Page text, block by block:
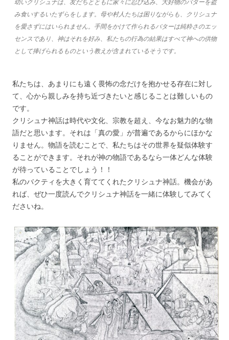
み食いするいたずらをします。母や村人たちは困りながらも、クリシュナ
を愛さずにはいられません。手間をかけて作られるバターは純粋さのエッ
センスであり、神はそれを好み、私たちの行為の結果はすべて神への供物
として捧げられるものという教えが含まれているそうです。
私たちは、あまりにも遠く畏怖の念だけを抱かせる存在に対し
て、心から親しみを持ち近づきたいと感じることは難しいもの
です。
クリシュナ神話は時代や文化、宗教を超え、今なお魅力的な物
語だと思います。それは「真の愛」が普遍であるからにほかな
りません。物語を読むことで、私たちはその世界を疑似体験す
ることができます。それが神の物語であるなら一体どんな体験
が待っていることでしょう！！
私のバクティを大きく育ててくれたクリシュナ神話。機会があ
れば、ぜひ一度読んでクリシュナ神話を一緒に体験してみてく
ださいね。